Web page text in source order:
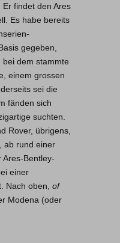
Er findet den Ares
Es habe bereits
gegeben,
dem stammte
einem grossen
sei die
fänden sich
suchten.
Rover, übrigens,
ab rund einer
Ares-Bentley-
einer
Nach oben, of
Modena (oder